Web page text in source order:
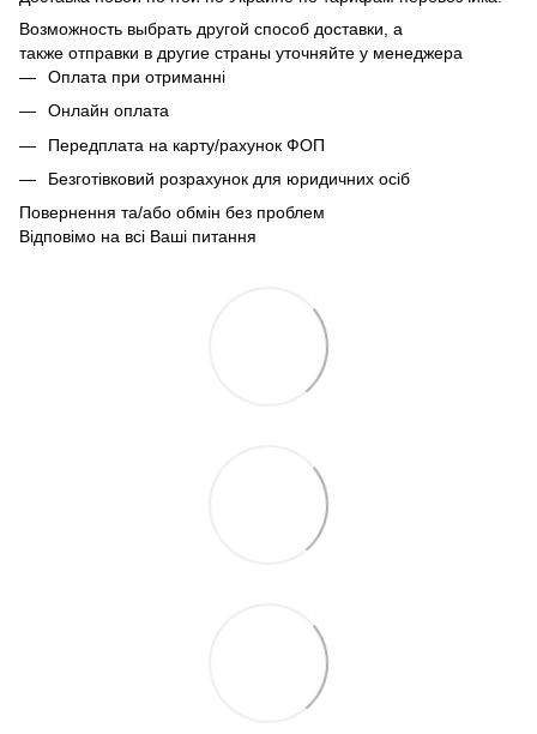
Возможность выбрать другой способ доставки, а
также отправки в другие страны уточняйте у менеджера
Оплата при отриманні
Онлайн оплата
Передплата на карту/рахунок ФОП
Безготівковий розрахунок для юридичних осіб
Повернення та/або обмін без проблем
Відповімо на всі Ваші питання